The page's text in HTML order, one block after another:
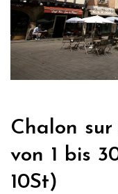
Chalon sur
von 1 bis
10St)